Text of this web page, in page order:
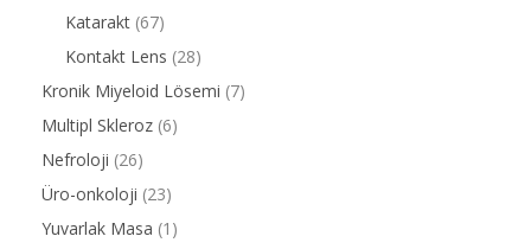
Katarakt (67)
Kontakt Lens (28)
Kronik Miyeloid Lösemi (7)
Multipl Skleroz (6)
Nefroloji (26)
Üro-onkoloji (23)
Yuvarlak Masa (1)